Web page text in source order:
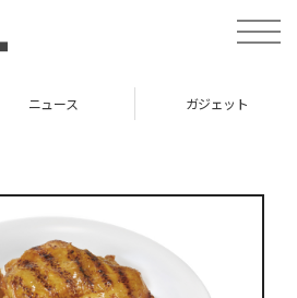
toggle
ニュース ガジェット